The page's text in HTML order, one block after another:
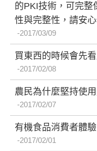
的PKI技術，可完整
性與完整性，請安心
2017/03/09
買東西的時候會先
2017/02/08
農民為什麼堅持使
2017/02/07
有機食品消費者體
2017/02/01